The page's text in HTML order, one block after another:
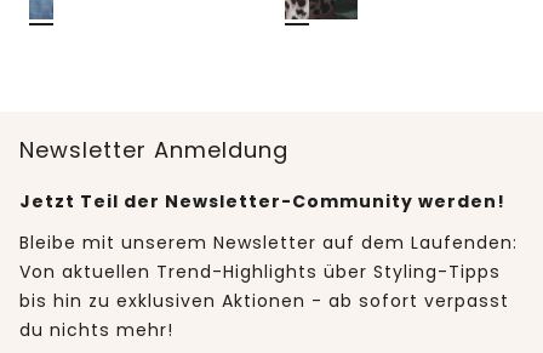
Newsletter Anmeldung
Jetzt Teil der Newsletter-Community werden!
Bleibe mit unserem Newsletter auf dem Laufenden:
Von aktuellen Trend-Highlights über Styling-Tipps
bis hin zu exklusiven Aktionen - ab sofort verpasst
du nichts mehr!